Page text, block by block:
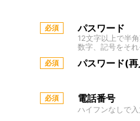
パスワード
12文字以上で半
数字、記号をそ
パスワード(
電話番号
ハイフンなしで入